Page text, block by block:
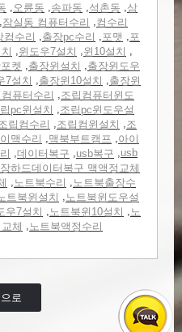
,오륜동 ,송파동 ,석촌동 ,삼
,잠실동 컴퓨터수리 ,컴수리
컴수리 ,출장pc수리 ,포맷 ,포
,윈도우7설치 ,윈10설치 ,
켓 ,출장윈설치 ,출장윈도우
7설치 ,출장윈10설치 ,출장윈
퓨터수리 ,조립컴퓨터윈도
pc윈설치 ,조립pc윈도우설
립컴수리 ,조립컴윈설치 ,조
맥수리 ,맥북부트캠프 ,아이
,데이터복구 ,usb복구 ,usb
하드데이터복구 맥액정교체
,노트북수리 ,노트북출장수
트북윈설치 ,노트북윈도우설
우7설치 ,노트북윈10설치 ,노
체 ,노트북액정수리
로